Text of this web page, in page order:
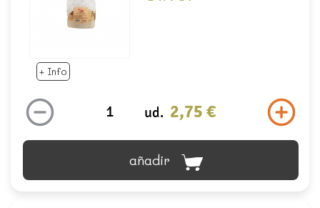
+ Info
ud. 2,75 €
añadir